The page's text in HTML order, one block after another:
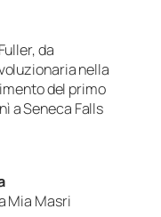
da
nella
del primo
a Seneca Falls
Mia Masri